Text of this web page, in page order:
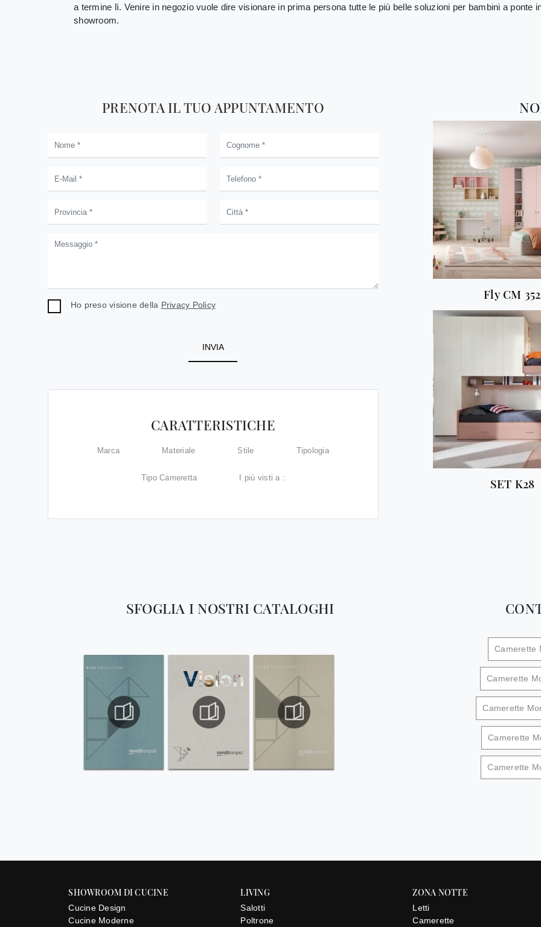
a termine lì. Venire in negozio vuole dire visionare in prima persona tutte le più belle soluzioni per bambini a ponte
showroom.
PRENOTA IL TUO APPUNTAMENTO
Ho preso visione della Privacy Policy
INVIA
CARATTERISTICHE
Marca Materiale Stile Tipologia
Tipo Cameretta I più visti a :
Fly CM 352
SET K28
SFOGLIA I NOSTRI CATALOGHI
Camerette
Camerette
Camerette
Camerette
Camerette
SHOWROOM DI CUCINE
Cucine Design
Cucine Moderne
LIVING
Salotti
Poltrone
ZONA NOTTE
Letti
Camerette